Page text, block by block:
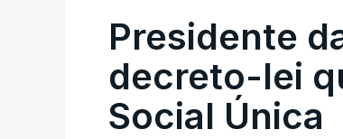
Presidente
decreto-lei
Social Única